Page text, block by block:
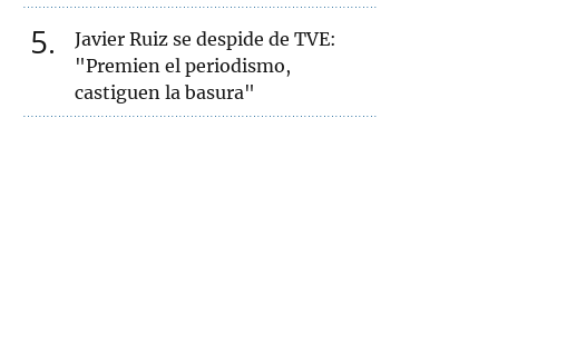
5
Javier Ruiz se despide de TVE:
"Premien el periodismo,
castiguen la basura"